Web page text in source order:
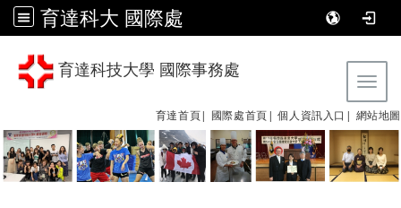
育達科大 國際處
育達科技大學 國際事務處
育達首頁| 國際處首頁| 個人資訊入口| 網站地圖